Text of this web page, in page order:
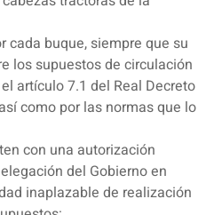
buque, siempre que su
los supuestos de circulación
artículo 7.1 del Real Decreto
como por las normas que lo
con una autorización
del Gobierno en
inaplazable de realización